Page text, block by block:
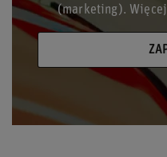
(marketing).